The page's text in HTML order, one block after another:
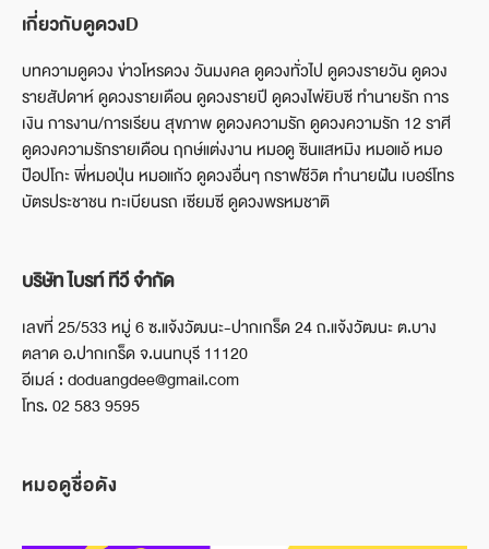
เกี่ยวกับดูดวงD
บทความดูดวง ข่าวโหรดวง วันมงคล ดูดวงทั่วไป ดูดวงรายวัน ดูดวง
รายสัปดาห์ ดูดวงรายเดือน ดูดวงรายปี ดูดวงไพ่ยิบซี ทำนายรัก การ
เงิน การงาน/การเรียน สุขภาพ ดูดวงความรัก ดูดวงความรัก 12 ราศี
ดูดวงความรักรายเดือน ฤกษ์แต่งงาน หมอดู ซินแสหมิง หมอแอ้ หมอ
ป๊อปโกะ พี่หมอปุ่น หมอแก้ว ดูดวงอื่นๆ กราฟชีวิต ทำนายฝัน เบอร์โทร
บัตรประชาชน ทะเบียนรถ เซียมซี ดูดวงพรหมชาติ
บริษัท ไบรท์ ทีวี จำกัด
เลขที่ 25/533 หมู่ 6 ซ.แจ้งวัฒนะ-ปากเกร็ด 24 ถ.แจ้งวัฒนะ ต.บาง
ตลาด อ.ปากเกร็ด จ.นนทบุรี 11120
อีเมล์ : doduangdee@gmail.com
โทร. 02 583 9595
หมอดูชื่อดัง